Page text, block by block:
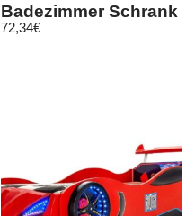
Badezimmer Schrank
Möbel Hänger
72,34€